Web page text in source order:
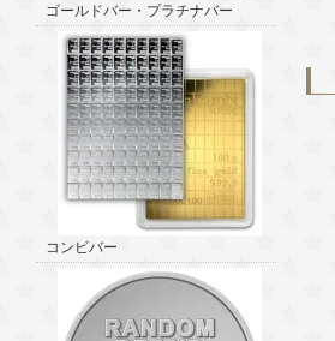
ゴールドバー・プラチナバー
コンビバー